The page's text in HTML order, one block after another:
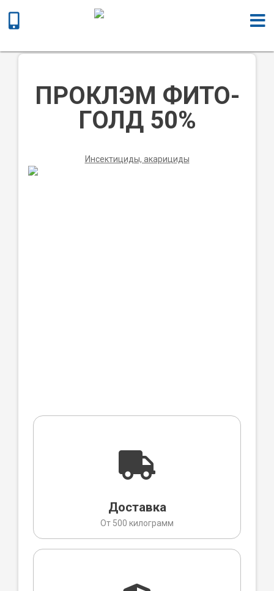
/ ПРОКЛЭМ ФИТО-ГОЛД 50%
ПРОКЛЭМ ФИТО-
ГОЛД 50%
Инсектициды, акарициды
Доставка
От 500 килограмм